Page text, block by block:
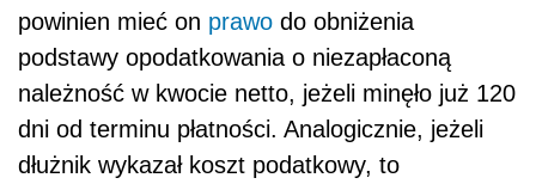
powinien mieć on prawo do obniżenia
podstawy opodatkowania o niezapłaconą
należność w kwocie netto, jeżeli minęło już 120
dni od terminu płatności. Analogicznie, jeżeli
dłużnik wykazał koszt podatkowy, to